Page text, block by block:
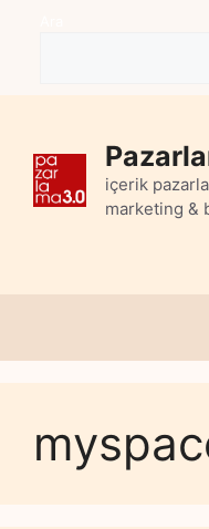
içerik
marketing &